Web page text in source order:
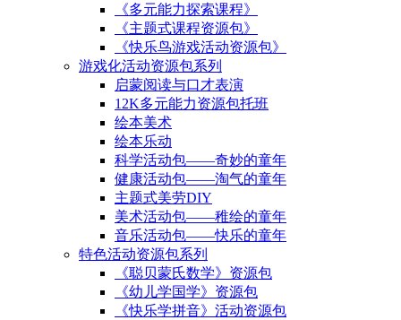
《多元能力探索课程》
《主题式课程资源包》
《快乐鸟游戏活动资源包》
游戏化活动资源包系列
启蒙阅读与口才表演
12K多元能力资源包托班
绘本美术
绘本乐动
科学活动包——奇妙的童年
健康活动包——淘气的童年
主题式美劳DIY
美术活动包——稚绘的童年
音乐活动包——快乐的童年
特色活动资源包系列
《聪贝蒙氏数学》资源包
《幼儿学国学》资源包
《快乐学拼音》活动资源包